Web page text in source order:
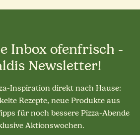
Inbox ofenfrisch -
Newsletter!
Inspiration direkt nach Hause:
Rezepte, neue Produkte aus
für noch bessere Pizza-Abende
Aktionswochen.